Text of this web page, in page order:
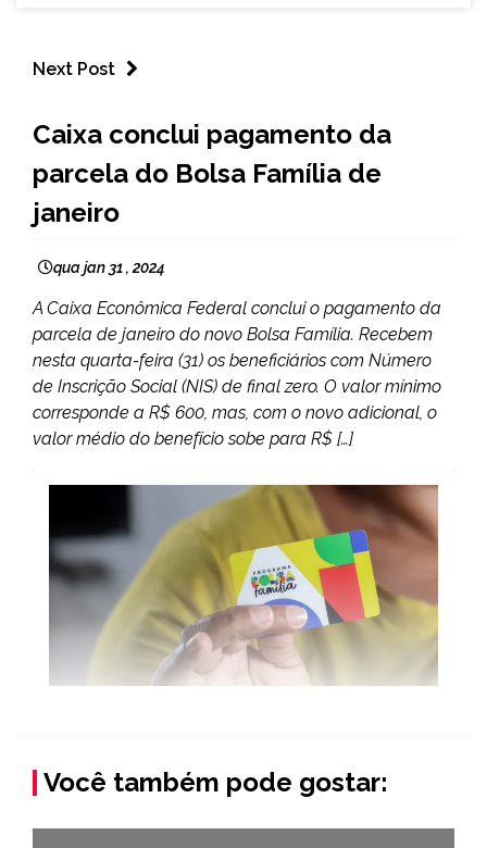
Next Post
NOTÍCIAS
Caixa conclui pagamento da
parcela do Bolsa Família de
janeiro
qua jan 31 , 2024
A Caixa Econômica Federal conclui o pagamento da
parcela de janeiro do novo Bolsa Família. Recebem
nesta quarta-feira (31) os beneficiários com Número
de Inscrição Social (NIS) de final zero. O valor mínimo
corresponde a R$ 600, mas, com o novo adicional, o
valor médio do benefício sobe para R$ […]
Você também pode gostar: